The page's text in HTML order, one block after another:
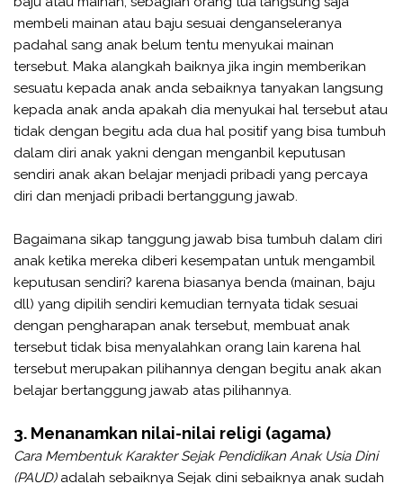
membeli mainan atau baju sesuai denganseleranya
padahal sang anak belum tentu menyukai mainan
tersebut. Maka alangkah baiknya jika ingin memberikan
sesuatu kepada anak anda sebaiknya tanyakan langsung
kepada anak anda apakah dia menyukai hal tersebut atau
tidak dengan begitu ada dua hal positif yang bisa tumbuh
dalam diri anak yakni dengan menganbil keputusan
sendiri anak akan belajar menjadi pribadi yang percaya
diri dan menjadi pribadi bertanggung jawab.
Bagaimana sikap tanggung jawab bisa tumbuh dalam diri
anak ketika mereka diberi kesempatan untuk mengambil
keputusan sendiri? karena biasanya benda (mainan, baju
dll) yang dipilih sendiri kemudian ternyata tidak sesuai
dengan pengharapan anak tersebut, membuat anak
tersebut tidak bisa menyalahkan orang lain karena hal
tersebut merupakan pilihannya dengan begitu anak akan
belajar bertanggung jawab atas pilihannya.
3. Menanamkan nilai-nilai religi (agama)
Cara Membentuk Karakter Sejak Pendidikan Anak Usia Dini
(PAUD) adalah sebaiknya Sejak dini sebaiknya anak sudah